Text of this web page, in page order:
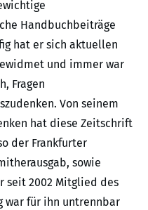
Handbuchbeiträge
hat er sich aktuellen
und immer war
Fragen
Von seinem
hat diese Zeitschrift
der Frankfurter
sowie
seit 2002 Mitglied des
war für ihn untrennbar